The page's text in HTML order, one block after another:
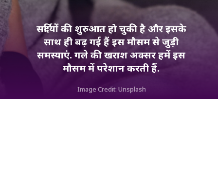
सर्दियों की शुरुआत हो चुकी है और इसके
साथ ही बढ़ गई हैं इस मौसम से जुड़ी
समस्याएं. गले की खराश अक्सर हमें इस
मौसम में परेशान करती हैं.
Image Credit: Unsplash